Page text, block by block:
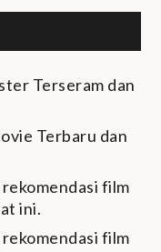
Terseram dan
Terbaru dan
film
ini.
film